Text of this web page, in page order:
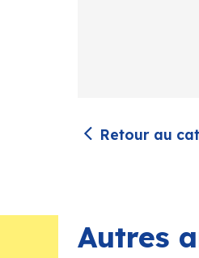
Retour au
Autres